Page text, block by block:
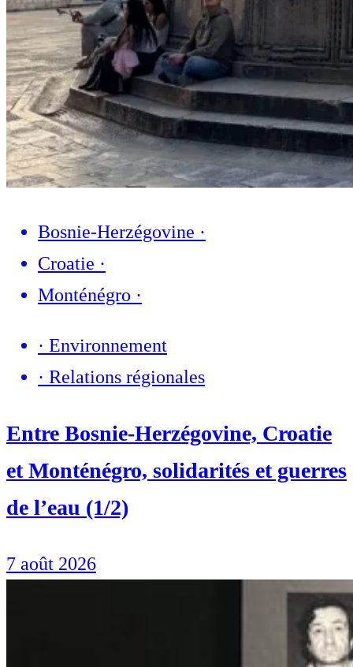
Bosnie-Herzégovine ·
Croatie ·
Monténégro ·
· Environnement
· Relations régionales
Entre Bosnie-Herzégovine, Croatie
et Monténégro, solidarités et guerres
de l’eau (1/2)
7 août 2026